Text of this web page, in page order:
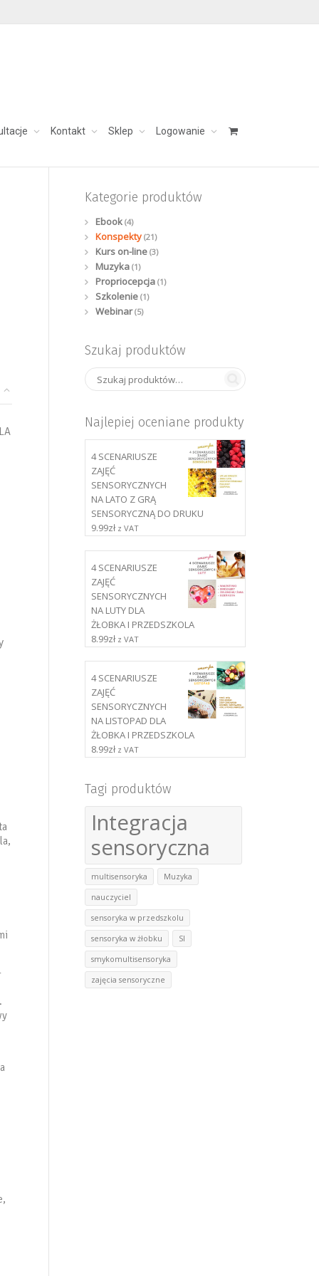
Kontakt Sklep Logowanie
skontaktuj się: aleksandra@charezinska.pl
Kategorie produktów
Ebook (4)
Konspekty (21)
Kurs on-line (3)
Muzyka (1)
Propriocepcja (1)
Szkolenie (1)
Webinar (5)
Szukaj produktów
Najlepiej oceniane produkty
4 SCENARIUSZE
ZAJĘĆ
SENSORYCZNYCH
NA LATO Z GRĄ
SENSORYCZNĄ DO DRUKU
9.99zł z VAT
4 SCENARIUSZE
ZAJĘĆ
SENSORYCZNYCH
NA LUTY DLA
ŻŁOBKA I PRZEDSZKOLA
8.99zł z VAT
4 SCENARIUSZE
ZAJĘĆ
SENSORYCZNYCH
NA LISTOPAD DLA
ŻŁOBKA I PRZEDSZKOLA
8.99zł z VAT
Tagi produktów
Integracja
sensoryczna
multisensoryka Muzyka
nauczyciel
sensoryka w przedszkolu
sensoryka w żłobku SI
smykomultisensoryka
zajęcia sensoryczne